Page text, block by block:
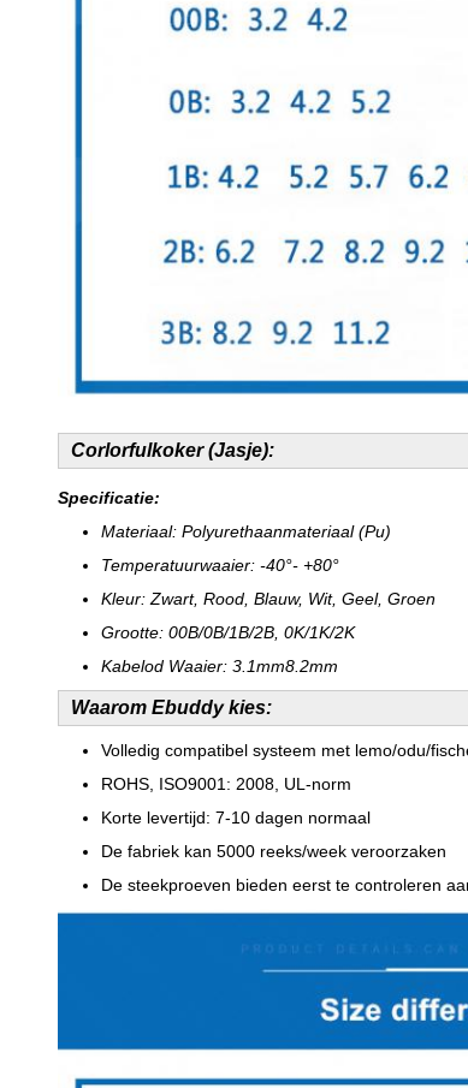
Corlorfulkoker (Jasje):
Specificatie:
Materiaal: Polyurethaanmateriaal (Pu)
Temperatuurwaaier: -40°- +80°
Kleur: Zwart, Rood, Blauw, Wit, Geel, Groen
Grootte: 00B/0B/1B/2B, 0K/1K/2K
Kabelod Waaier: 3.1mm8.2mm
Waarom Ebuddy kies:
Volledig compatibel systeem met lemo/odu/
ROHS, ISO9001: 2008, UL-norm
Korte levertijd: 7-10 dagen normaal
De fabriek kan 5000 reeks/week veroorzaken
De steekproeven bieden eerst te controleren